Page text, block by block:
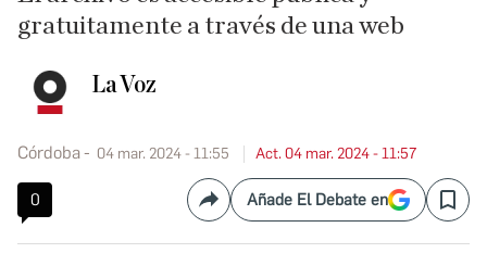
gratuitamente a través de una web
La Voz
Córdoba 04 mar. 2024 - 11:55 Act. 04 mar. 2024 - 11:57
0 CompartirAñade El Debate en Save